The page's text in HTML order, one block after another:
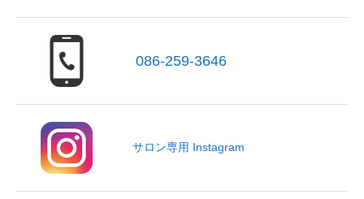
086-259-3646
サロン専用 Instagram